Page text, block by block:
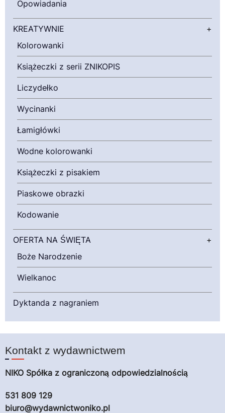
Opowiadania
KREATYWNIE
+
Kolorowanki
Książeczki z serii ZNIKOPIS
Liczydełko
Wycinanki
Łamigłówki
Wodne kolorowanki
Książeczki z pisakiem
Piaskowe obrazki
Kodowanie
OFERTA NA ŚWIĘTA
+
Boże Narodzenie
Wielkanoc
Dyktanda z nagraniem
Kontakt z wydawnictwem
NIKO Spółka z ograniczoną odpowiedzialnością
531 809 129
biuro@wydawnictwoniko.pl